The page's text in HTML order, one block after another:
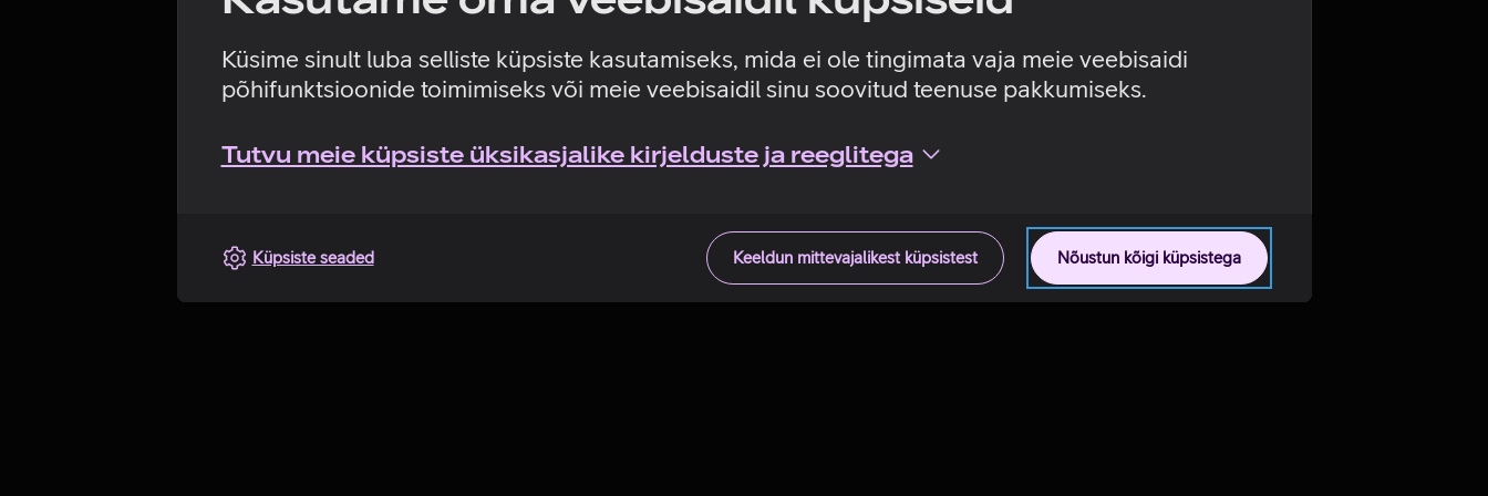
Küsime sinult luba selliste küpsiste kasutamiseks, mida ei ole tingimata vaja meie veebisaidi
põhifunktsioonide toimimiseks või meie veebisaidil sinu soovitud teenuse pakkumiseks.
Tutvu meie küpsiste üksikasjalike kirjelduste ja reeglitega
Nõustun kõigi küpsistega
Keeldun mittevajalikest küpsistest
Küpsiste seaded